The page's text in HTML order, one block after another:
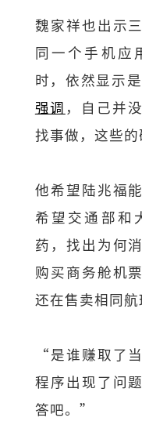
魏家祥也出示
同一个手机应
时，依然显示
强调 ，自己并
找事做，这些的
他希望陆兆福
希望交通部和
药，找出为何
购买商务舱机
还在售卖相同航
“是谁赚取了
程序出现了问
答吧。”